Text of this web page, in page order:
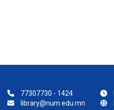
77307730 - 1424
library@num.edu.mn